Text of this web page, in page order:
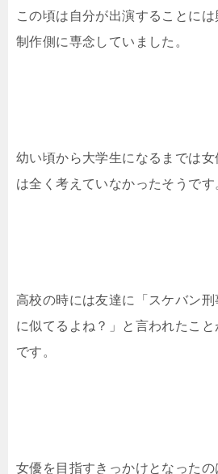
この頃は自分が出演することに
制作側に専念していました。
幼い頃から大学生になるまでは女
は全く考えていなかったそうです
高校の時には友達に「スケバン刑
に似てるよね？」と言われたこと
です。
女優を目指すきっかけとなった